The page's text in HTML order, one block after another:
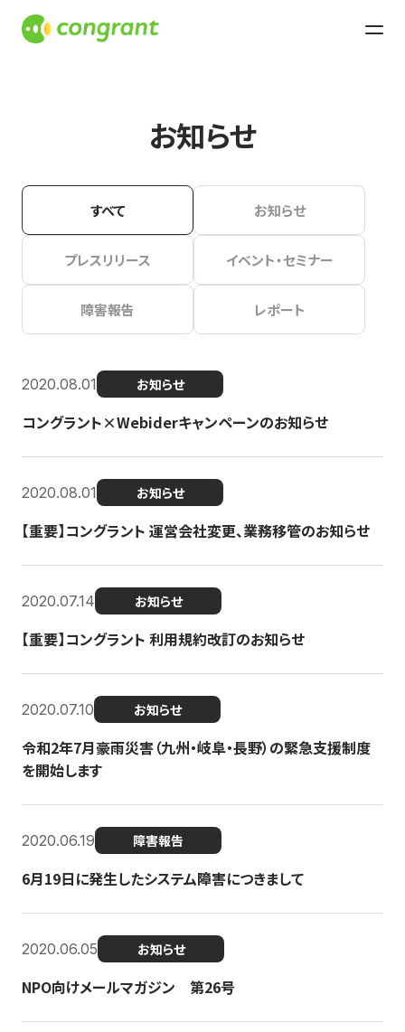
お知らせ
すべて お知らせ
プレスリリース イベント・セミナー
障害報告 レポート
2020.08.01 お知らせ
コングラント×Webiderキャンペーンのお知らせ
2020.08.01 お知らせ
【重要】コングラント 運営会社変更、業務移管のお知らせ
2020.07.14 お知らせ
【重要】コングラント 利用規約改訂のお知らせ
2020.07.10 お知らせ
令和2年7月豪雨災害（九州・岐阜・長野）の緊急支援制度
を開始します
2020.06.19 障害報告
6月19日に発生したシステム障害につきまして
2020.06.05 お知らせ
NPO向けメールマガジン 第26号